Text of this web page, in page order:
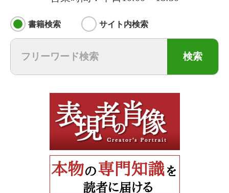
書籍検索 サイト内検索
検索